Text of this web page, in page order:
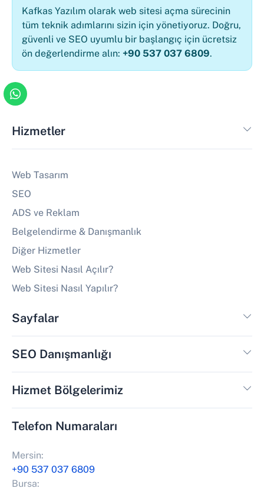
Kafkas Yazılım olarak web sitesi açma sürecinin
tüm teknik adımlarını sizin için yönetiyoruz. Doğru,
güvenli ve SEO uyumlu bir başlangıç için ücretsiz
ön değerlendirme alın: +90 537 037 6809.
Hizmetler
Web Tasarım
SEO
ADS ve Reklam
Belgelendirme & Danışmanlık
Diğer Hizmetler
Web Sitesi Nasıl Açılır?
Web Sitesi Nasıl Yapılır?
Sayfalar
SEO Danışmanlığı
Hizmet Bölgelerimiz
Telefon Numaraları
Mersin:
+90 537 037 6809
Bursa: